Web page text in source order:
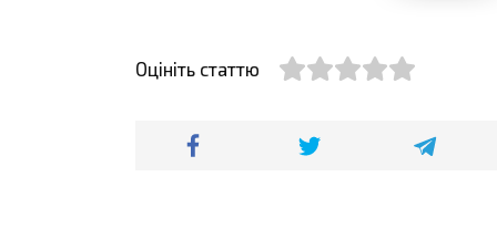
Оцініть статтю